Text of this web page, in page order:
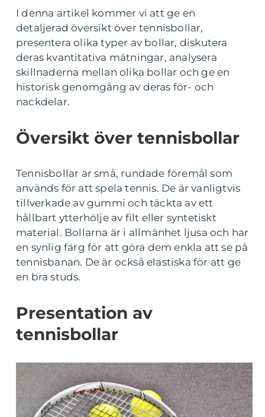
I denna artikel kommer vi att ge en
detaljerad översikt över tennisbollar,
presentera olika typer av bollar, diskutera
deras kvantitativa mätningar, analysera
skillnaderna mellan olika bollar och ge en
historisk genomgång av deras för- och
nackdelar.
Översikt över tennisbollar
Tennisbollar är små, rundade föremål som
används för att spela tennis. De är vanligtvis
tillverkade av gummi och täckta av ett
hållbart ytterhölje av filt eller syntetiskt
material. Bollarna är i allmänhet ljusa och har
en synlig färg för att göra dem enkla att se på
tennisbanan. De är också elastiska för att ge
en bra studs.
Presentation av
tennisbollar